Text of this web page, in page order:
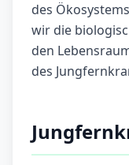
des
wir die
den
des